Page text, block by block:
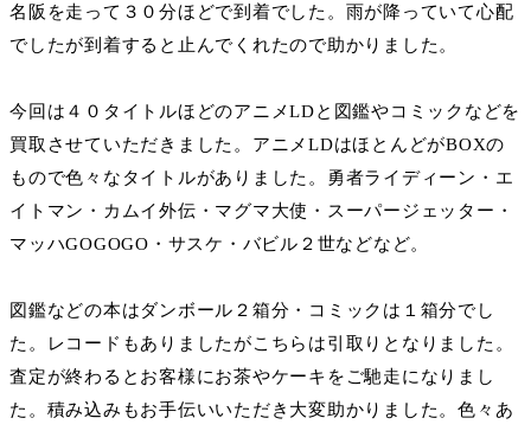
名阪を走って３０分ほどで到着でした。雨が降っていて心配
でしたが到着すると止んでくれたので助かりました。
今回は４０タイトルほどのアニメLDと図鑑やコミックなどを
買取させていただきました。アニメLDはほとんどがBOXの
もので色々なタイトルがありました。勇者ライディーン・エ
イトマン・カムイ外伝・マグマ大使・スーパージェッター・
マッハGOGOGO・サスケ・バビル２世などなど。
図鑑などの本はダンボール２箱分・コミックは１箱分でし
た。レコードもありましたがこちらは引取りとなりました。
査定が終わるとお客様にお茶やケーキをご馳走になりまし
た。積み込みもお手伝いいただき大変助かりました。色々あ